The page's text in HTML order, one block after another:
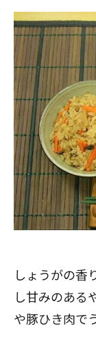
しょうがの香
し甘みのある
や豚ひき肉で